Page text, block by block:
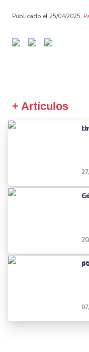
Publicado el 25/04/2025,
+ Artículos
Una